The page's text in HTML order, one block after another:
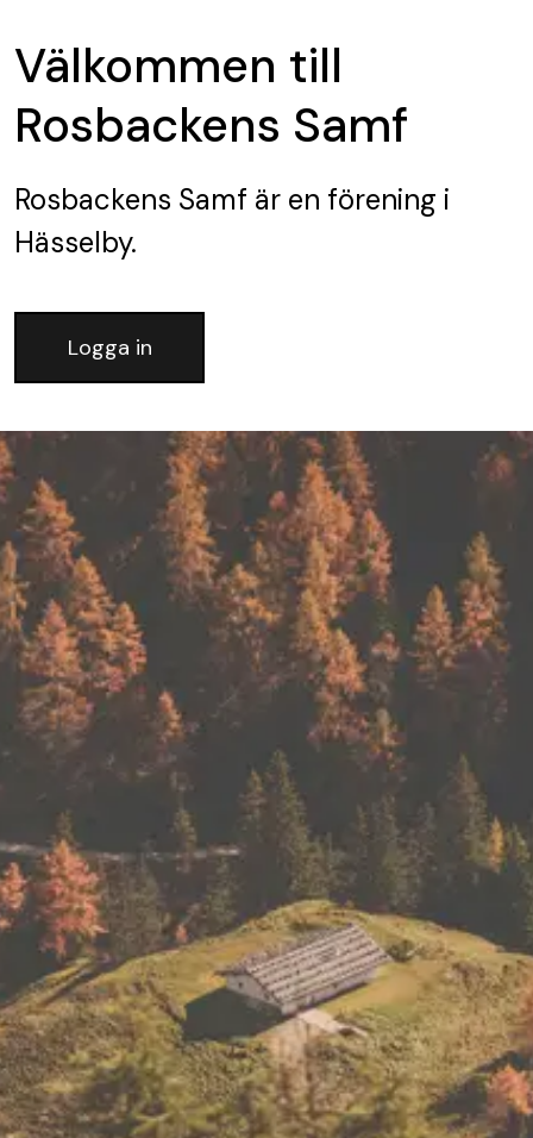
Välkommen till
Rosbackens Samf
Rosbackens Samf är en förening i
Hässelby.
Logga in